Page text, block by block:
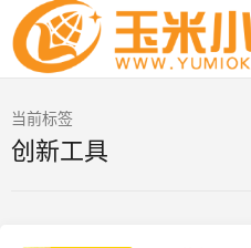
当前标签
创新工具